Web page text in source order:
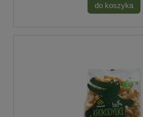
do koszyka